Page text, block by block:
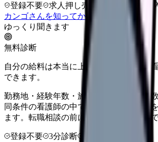
登録不要 求人押し売りなし
病院名は
カンゴさんを知ってから相談する
ゆっくり聞きます
無料診断
自分の給料は本当に上がる？同じ条件の
できます。
勤務地・経験年数・施設タイプ・夜勤回
同条件の看護師の中での現在地と、年収
ます。転職相談の前に、まず数字で整理で
登録不要 3分診断
同条件で比較